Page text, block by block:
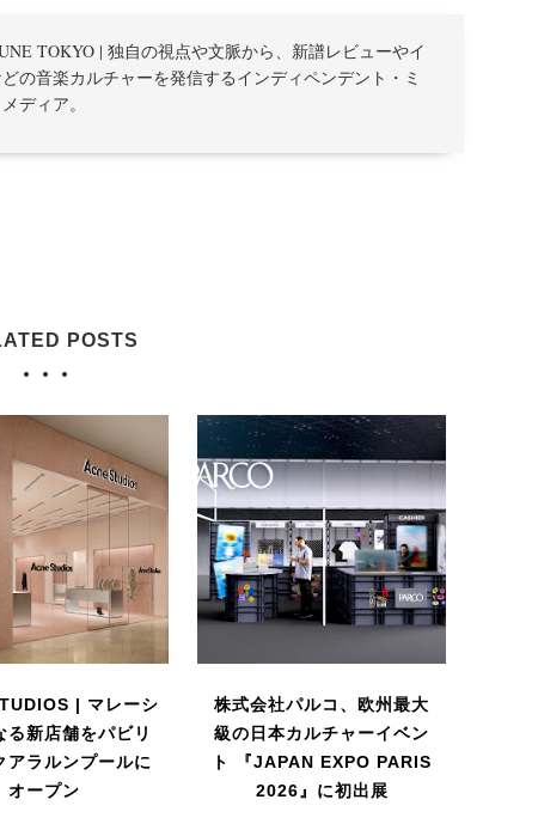
TOKYO | 独自の視点や文脈から、新譜レビューやイ
の音楽カルチャーを発信するインディペンデント・ミ
ディア。
POSTS
| マレーシ
る新店舗をパビリ
アラルンプールに
オープン
株式会社パルコ、欧州最大
級の日本カルチャーイベン
ト 『JAPAN EXPO PARIS
2026』に初出展